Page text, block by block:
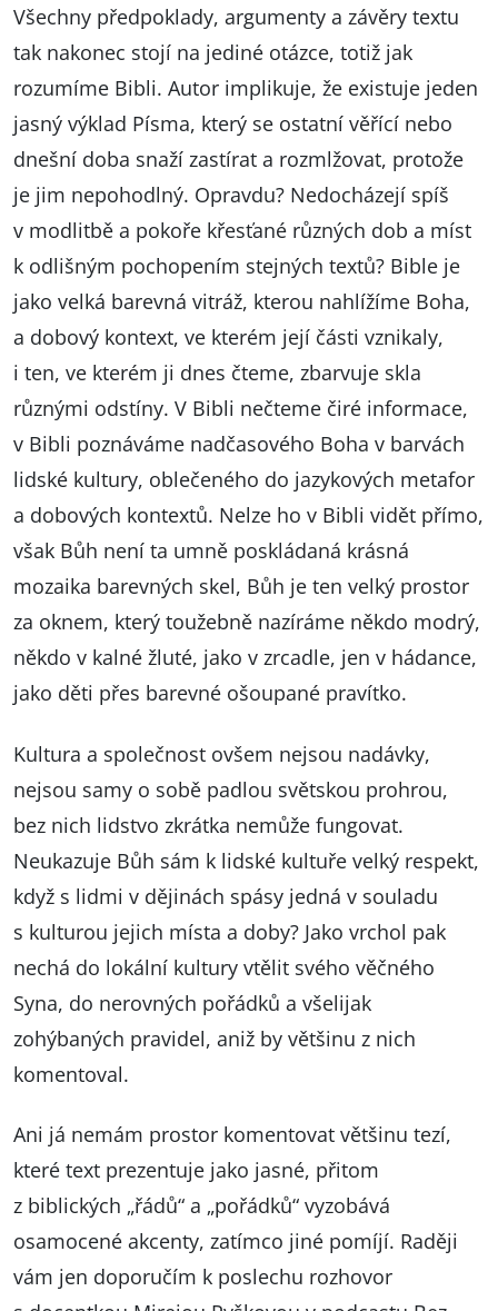
Všechny předpoklady, argumenty a závěry textu
tak nakonec stojí na jediné otázce, totiž jak
rozumíme Bibli. Autor implikuje, že existuje jeden
jasný výklad Písma, který se ostatní věřící nebo
dnešní doba snaží zastírat a rozmlžovat, protože
je jim nepohodlný. Opravdu? Nedocházejí spíš
v modlitbě a pokoře křesťané různých dob a míst
k odlišným pochopením stejných textů? Bible je
jako velká barevná vitráž, kterou nahlížíme Boha,
a dobový kontext, ve kterém její části vznikaly,
i ten, ve kterém ji dnes čteme, zbarvuje skla
různými odstíny. V Bibli nečteme čiré informace,
v Bibli poznáváme nadčasového Boha v barvách
lidské kultury, oblečeného do jazykových metafor
a dobových kontextů. Nelze ho v Bibli vidět přímo,
však Bůh není ta umně poskládaná krásná
mozaika barevných skel, Bůh je ten velký prostor
za oknem, který toužebně nazíráme někdo modrý,
někdo v kalné žluté, jako v zrcadle, jen v hádance,
jako děti přes barevné ošoupané pravítko.
Kultura a společnost ovšem nejsou nadávky,
nejsou samy o sobě padlou světskou prohrou,
bez nich lidstvo zkrátka nemůže fungovat.
Neukazuje Bůh sám k lidské kultuře velký respekt,
když s lidmi v dějinách spásy jedná v souladu
s kulturou jejich místa a doby? Jako vrchol pak
nechá do lokální kultury vtělit svého věčného
Syna, do nerovných pořádků a všelijak
zohýbaných pravidel, aniž by většinu z nich
komentoval.
Ani já nemám prostor komentovat většinu tezí,
které text prezentuje jako jasné, přitom
z biblických „řádů“ a „pořádků“ vyzobává
osamocené akcenty, zatímco jiné pomíjí. Raději
vám jen doporučím k poslechu rozhovor